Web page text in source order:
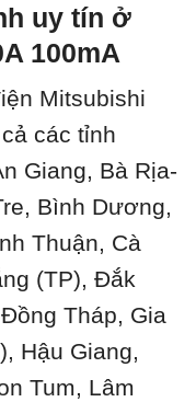
uy tín ở
100mA
Mitsubishi
các tỉnh
Giang, Bà Rịa-
Bình Dương,
Thuận, Cà
(TP), Đắk
Tháp, Gia
Hậu Giang,
Tum, Lâm